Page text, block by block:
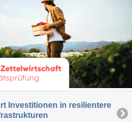
Investitionen in resilientere